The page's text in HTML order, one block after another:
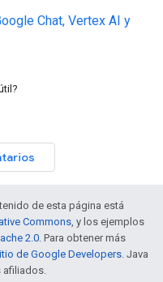
Chat, Vertex AI y
de esta página está
Commons , y los ejemplos
2.0 . Para obtener más
de Google Developers . Java
afiliados.